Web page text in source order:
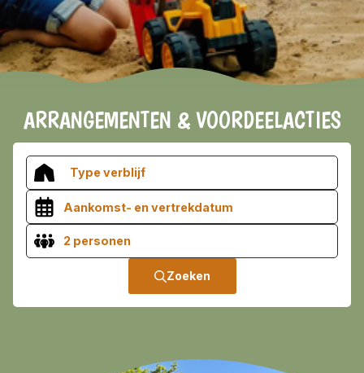
Informatie
VROEGBOEKVOORDEEL 2026/2027!
Bekijk hier de voorwaarden
ARRANGEMENTEN & VOORDEELACTIES
Type verblijf
2 personen
Zoeken